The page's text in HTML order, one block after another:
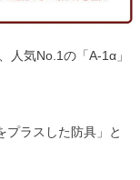
人気No.1の「A-1α」
プラスした防具」と